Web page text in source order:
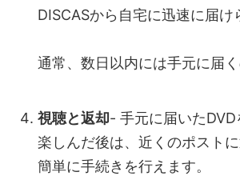
DISCASから自宅に迅速に届け
通常、数日以内には手元に届く
視聴と返却- 手元に届いた
楽しんだ後は、近くのポスト
簡単に手続きを行えます。